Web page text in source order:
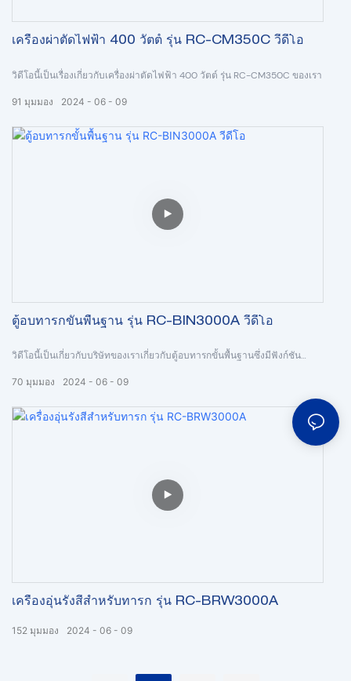
เครื่องผ่าตัดไฟฟ้า 400 วัตต์ รุ่น RC-CM350C วีดีโอ
วิดีโอนี้เป็นเรื่องเกี่ยวกับเครื่องผ่าตัดไฟฟ้า 400 วัตต์ รุ่น RC-CM350C ของเรา
2024 06 09
91 มุมมอง
ตู้อบทารกขั้นพื้นฐาน รุ่น RC-BIN3000A วีดีโอ
วิดีโอนี้เป็นเกี่ยวกับบริษัทของเราเกี่ยวกับตู้อบทารกขั้นพื้นฐานซึ่งมีฟังก์ชัน
โลก
2024 06 09
70 มุมมอง
เครื่องอุ่นรังสีสำหรับทารก รุ่น RC-BRW3000A
2024 06 09
152 มุมมอง